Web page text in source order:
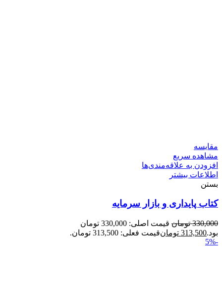
مقایسه
مشاهده سریع
افزودن به علاقه‌مندی‌ها
اطلاعات بیشتر
بستن
کتاب پایداری و بازار سرمایه
330,000 تومان
قیمت اصلی: 330,000 تومان
بود.313,500 تومانقیمت فعلی: 313,500 تومان.
-5%